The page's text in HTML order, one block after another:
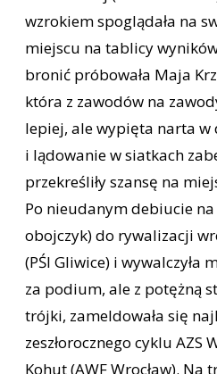
wzrokiem spoglądała na
miejscu na tablicy
bronić próbowała Maja
która z zawodów na
lepiej, ale wypięta narta
i lądowanie w siatkach
przekreśliły szansę na
Po nieudanym debiucie
obojczyk) do rywalizacji
(PŚl Gliwice) i wywalczyła
za podium, ale z potężną
trójki, zameldowała się
zeszłorocznego cyklu AZS
Kohut (AWF Wrocław). Na